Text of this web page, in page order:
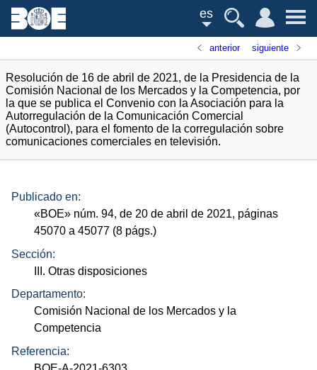
es
anterior siguiente
Resolución de 16 de abril de 2021, de la Presidencia de la
Comisión Nacional de los Mercados y la Competencia, por
la que se publica el Convenio con la Asociación para la
Autorregulación de la Comunicación Comercial
(Autocontrol), para el fomento de la corregulación sobre
comunicaciones comerciales en televisión.
Publicado en:
«BOE» núm. 94, de 20 de abril de 2021, páginas
45070 a 45077 (8 págs.)
Sección:
III. Otras disposiciones
Departamento:
Comisión Nacional de los Mercados y la
Competencia
Referencia: